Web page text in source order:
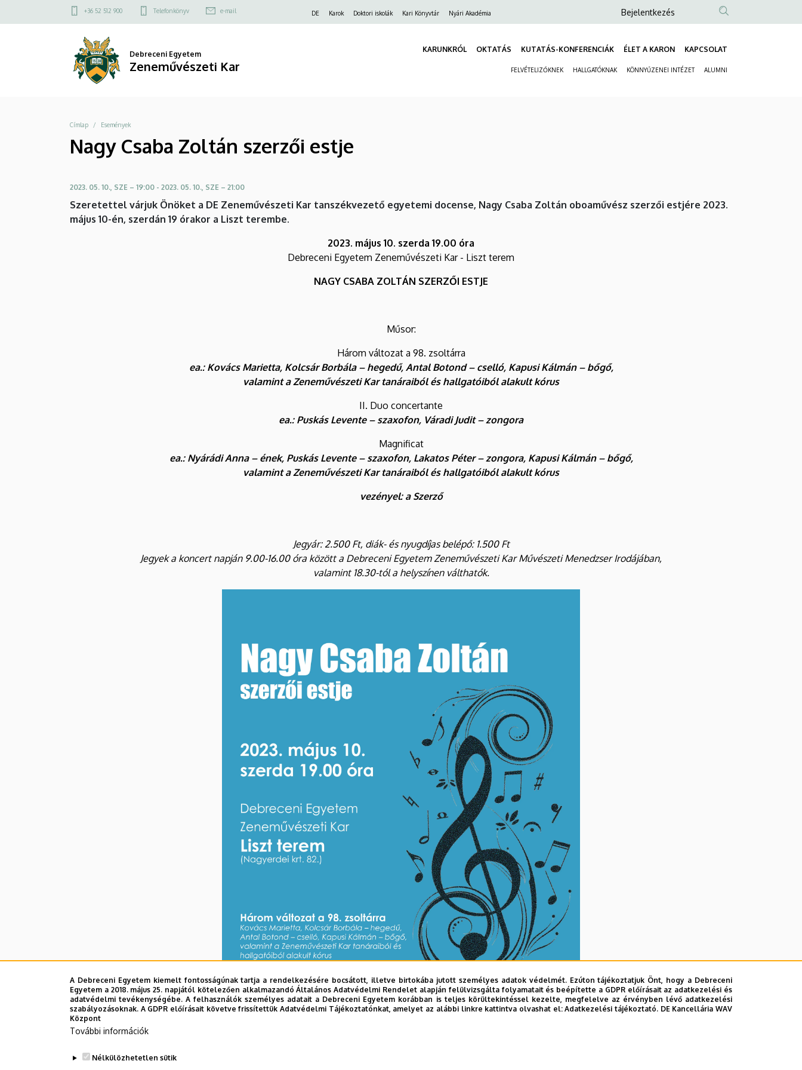
Zeneművészeti
a
Felső
menü
+36 52 512 900 Telefonkönyv e-mail
Felső
DE Karok Doktori iskolák Kari Könyvtár Nyári Akadémia
Anonim
fiók
menüje
Bejelentkezés
Debreceni Egyetem
Zeneművészeti Kar
KARUNKRÓL OKTATÁS KUTATÁS-KONFERENCIÁK ÉLET A KARON KAPCSOLAT
FELVÉTELIZŐKNEK HALLGATÓKNAK KÖNNYŰZENEI INTÉZET ALUMNI
Morzsa
Címlap Események
Nagy Csaba Zoltán szerzői estje
2023. 05. 10., SZE – 19:00 - 2023. 05. 10., SZE – 21:00
Szeretettel várjuk Önöket a DE Zeneművészeti Kar tanszékvezető egyetemi docense, Nagy Csaba Zoltán oboaművész szerzői estjére 2023.
május 10-én, szerdán 19 órakor a Liszt terembe.
2023. május 10. szerda 19.00 óra
Debreceni Egyetem Zeneművészeti Kar - Liszt terem
NAGY CSABA ZOLTÁN SZERZŐI ESTJE
Műsor:
Három változat a 98. zsoltárra
ea.: Kovács Marietta, Kolcsár Borbála – hegedű, Antal Botond – cselló, Kapusi Kálmán – bőgő,
valamint a Zeneművészeti Kar tanáraiból és hallgatóiból alakult kórus
II. Duo concertante
ea.: Puskás Levente – szaxofon, Váradi Judit – zongora
Magnificat
ea.: Nyárádi Anna – ének, Puskás Levente – szaxofon, Lakatos Péter – zongora, Kapusi Kálmán – bőgő,
valamint a Zeneművészeti Kar tanáraiból és hallgatóiból alakult kórus
vezényel: a Szerző
Jegyár: 2.500 Ft, diák- és nyugdíjas belépő: 1.500 Ft
Jegyek a koncert napján 9.00-16.00 óra között a Debreceni Egyetem Zeneművészeti Kar Művészeti Menedzser Irodájában,
valamint 18.30-tól a helyszínen válthatók.
A Debreceni Egyetem kiemelt fontosságúnak tartja a rendelkezésére bocsátott, illetve birtokába jutott személyes adatok védelmét. Ezúton tájékoztatjuk Önt, hogy a Debreceni
Egyetem a 2018. május 25. napjától kötelezően alkalmazandó Általános Adatvédelmi Rendelet alapján felülvizsgálta folyamatait és beépítette a GDPR előírásait az adatkezelési és
adatvédelmi tevékenységébe. A felhasználók személyes adatait a Debreceni Egyetem korábban is teljes körültekintéssel kezelte, megfelelve az érvényben lévő adatkezelési
szabályozásoknak. A GDPR előírásait követve frissítettük Adatvédelmi Tájékoztatónkat, amelyet az alábbi linkre kattintva olvashat el:Adatkezelési tájékoztató. DE Kancellária WAV
Központ
További információk
Nélkülözhetetlen sütik